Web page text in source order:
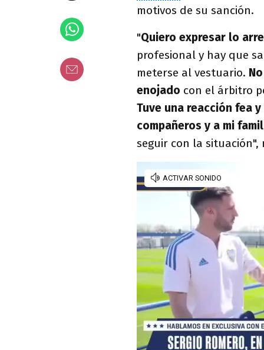
motivos de su sanción.
"Quiero expresar lo
profesional y hay que
meterse al vestuario.
enojado con el árbitro
Tuve una reacción fea
compañeros y a mi
seguir con la situación",